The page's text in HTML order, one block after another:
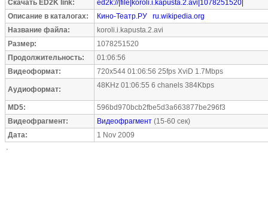
Скачать ED2K link:
ed2k://|file|koroli.i.kapusta.2.avi|1078251520|
Описание в каталогах:
Кино-Театр.РУ
ru.wikipedia.org
Название файла:
koroli.i.kapusta.2.avi
Размер:
1078251520
Продолжительность:
01:06:56
Видеоформат:
720x544 01:06:56 25fps XviD 1.7Mbps
Аудиоформат: 48KHz 01:06:55 6 chanels 384Kbps
MD5:
596bd970bcb2fbe5d3a663877be296f3
Видеофрагмент:
Видеофрагмент (15-60 сек)
Дата:
1 Nov 2009